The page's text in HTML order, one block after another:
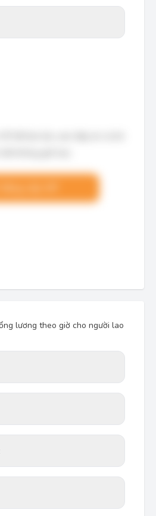
lương theo giờ cho người lao